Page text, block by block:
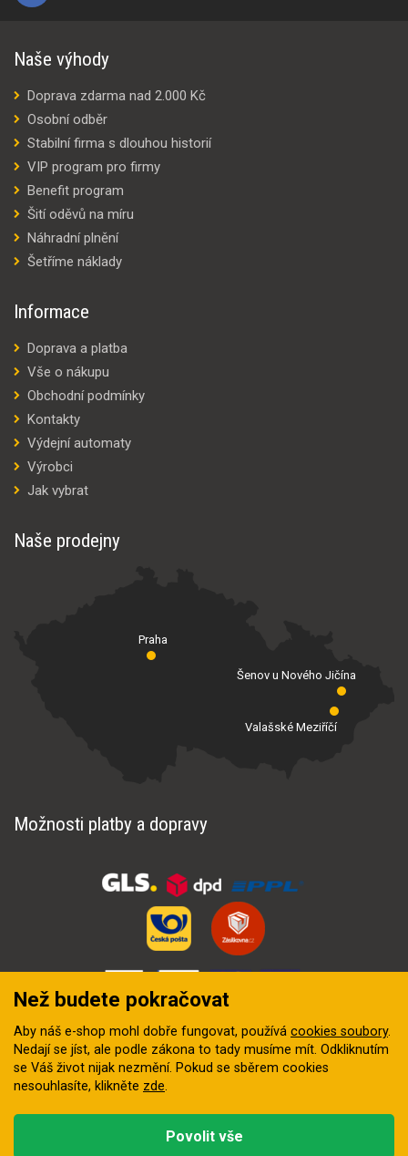
Naše výhody
Doprava zdarma nad 2.000 Kč
Osobní odběr
Stabilní firma s dlouhou historií
VIP program pro firmy
Benefit program
Šití oděvů na míru
Náhradní plnění
Šetříme náklady
Informace
Doprava a platba
Vše o nákupu
Obchodní podmínky
Kontakty
Výdejní automaty
Výrobci
Jak vybrat
Naše prodejny
Praha
Valašské Meziříčí
Šenov u Nového Jičína
Možnosti platby a dopravy
digitální agentura FEO
Než budete pokračovat
Aby náš e-shop mohl dobře fungovat, používá cookies soubory.
Nedají se jíst, ale podle zákona to tady musíme mít. Odkliknutím
se Váš život nijak nezmění. Pokud se sběrem cookies
nesouhlasíte, klikněte zde.
Povolit vše